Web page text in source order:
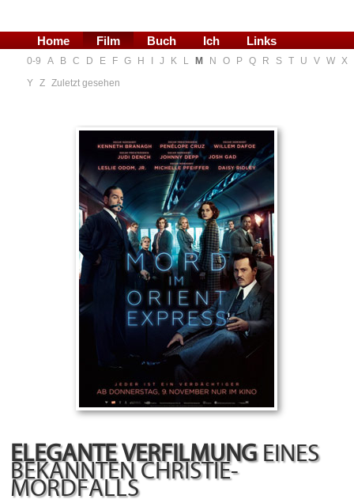
Home Film Buch Ich Links
0-9 A B C D E F G H J K L M N O P Q R S T U V W X
Y Z Zuletzt gesehen
ELEGANTE VERFILMUNGEINES
BEKANNTEN CHRISTIE-
MORDFALLS